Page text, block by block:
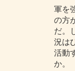
軍を
の方
だ。
況は
活動
か。